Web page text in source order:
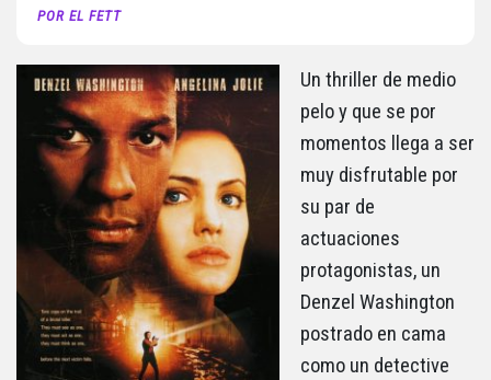
POR EL FETT
Un thriller de medio
pelo y que se por
momentos llega a ser
muy disfrutable por
su par de
actuaciones
protagonistas, un
Denzel Washington
postrado en cama
como un detective